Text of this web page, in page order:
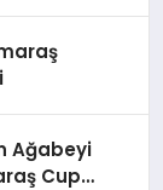
Ağabeyi
Cup